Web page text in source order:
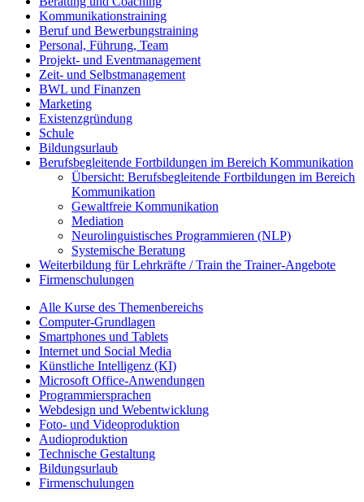
Kommunikationstraining
Beruf und Bewerbungstraining
Personal, Führung, Team
Projekt- und Eventmanagement
Zeit- und Selbstmanagement
BWL und Finanzen
Marketing
Existenzgründung
Schule
Bildungsurlaub
Berufsbegleitende Fortbildungen im Bereich Kommunikation
Übersicht: Berufsbegleitende Fortbildungen im Bereich
Kommunikation
Gewaltfreie Kommunikation
Mediation
Neurolinguistisches Programmieren (NLP)
Systemische Beratung
Weiterbildung für Lehrkräfte / Train the Trainer-Angebote
Firmenschulungen
Alle Kurse des Themenbereichs
Computer-Grundlagen
Smartphones und Tablets
Internet und Social Media
Künstliche Intelligenz (KI)
Microsoft Office-Anwendungen
Programmiersprachen
Webdesign und Webentwicklung
Foto- und Videoproduktion
Audioproduktion
Technische Gestaltung
Bildungsurlaub
Firmenschulungen